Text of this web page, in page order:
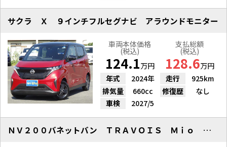
サクラ Ｘ ９インチフルセグナビ アラウンドモニター
車両本体価格
(税込)
124.1万円
支払総額
(税込)
128.6万円
年式
2024年 走行
925km
排気量
660cc 修復歴
なし
車検
2027/5
ＮＶ２００バネットバン ＴＲＡＶＯＩＳ Ｍｉｏ ４ＷＤ エマージェンシー